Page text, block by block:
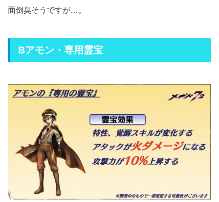
面倒臭そうですが…。
Bアモン・専用霊宝